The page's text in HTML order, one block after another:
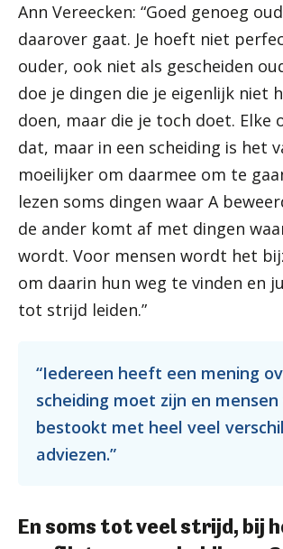
Ann Vereecken: “Goed genoeg
daarover gaat. Je hoeft niet
ouder, ook niet als gescheiden
doe je dingen die je eigenlijk niet
doen, maar die je toch doet. Elke
dat, maar in een scheiding is het
moeilijker om daarmee om te
lezen soms dingen waar A
de ander komt af met dingen
wordt. Voor mensen wordt het
om daarin hun weg te vinden en
tot strijd leiden.”
“Iedereen heeft een mening
scheiding moet zijn en
bestookt met heel veel
adviezen.”
En soms tot veel strijd, bij